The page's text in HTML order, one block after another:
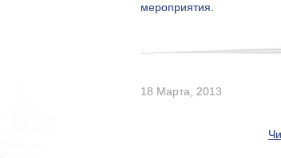
мероприятия
18 Марта, 2013